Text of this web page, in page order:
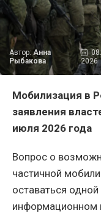
Автор: Анна
Рыбакова
2026
Мобилизация в
заявления
июля 2026 года
Вопрос о
частичной
оставаться
информационном